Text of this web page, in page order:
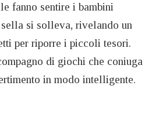
fanno sentire i bambini
si solleva, rivelando un
per riporre i piccoli tesori.
di giochi che coniuga
in modo intelligente.